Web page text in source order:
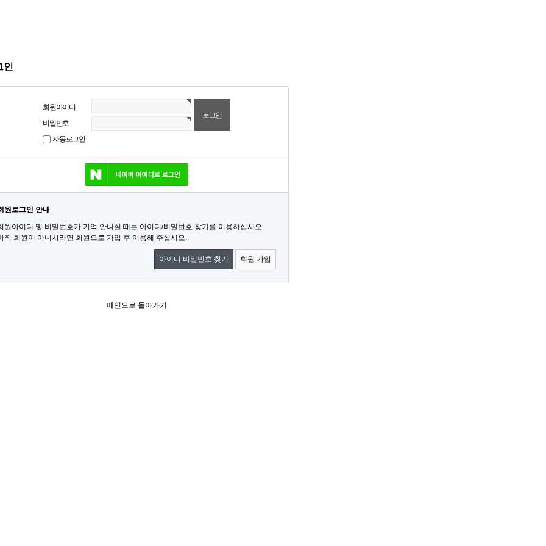
인
회원아이디
비밀번호
자동로그인
원로그인 안내
원아이디 및 비밀번호가 기억 안나실 때는 아이디/비밀번호 찾기를 이용하십시오.
직 회원이 아니시라면 회원으로 가입 후 이용해 주십시오.
아이디 비밀번호 찾기 회원 가입
메인으로 돌아가기